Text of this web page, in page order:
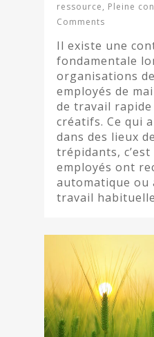
ressource, Pleine
Comments
Il existe une
fondamentale
organisations
employés de
de travail rapide
créatifs. Ce qui
dans des lieux
trépidants, c’est
employés ont
automatique ou
travail